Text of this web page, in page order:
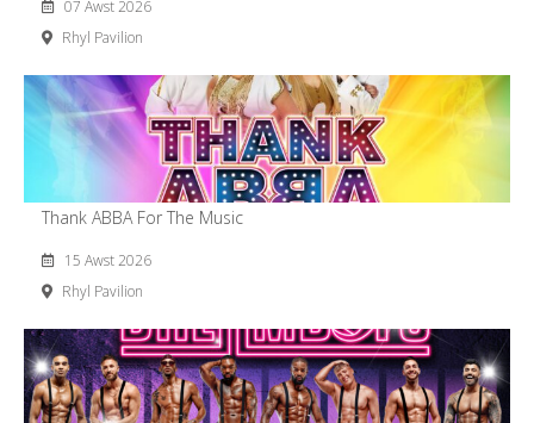
07 Awst 2026
Rhyl Pavilion
Thank ABBA For The Music
15 Awst 2026
Rhyl Pavilion